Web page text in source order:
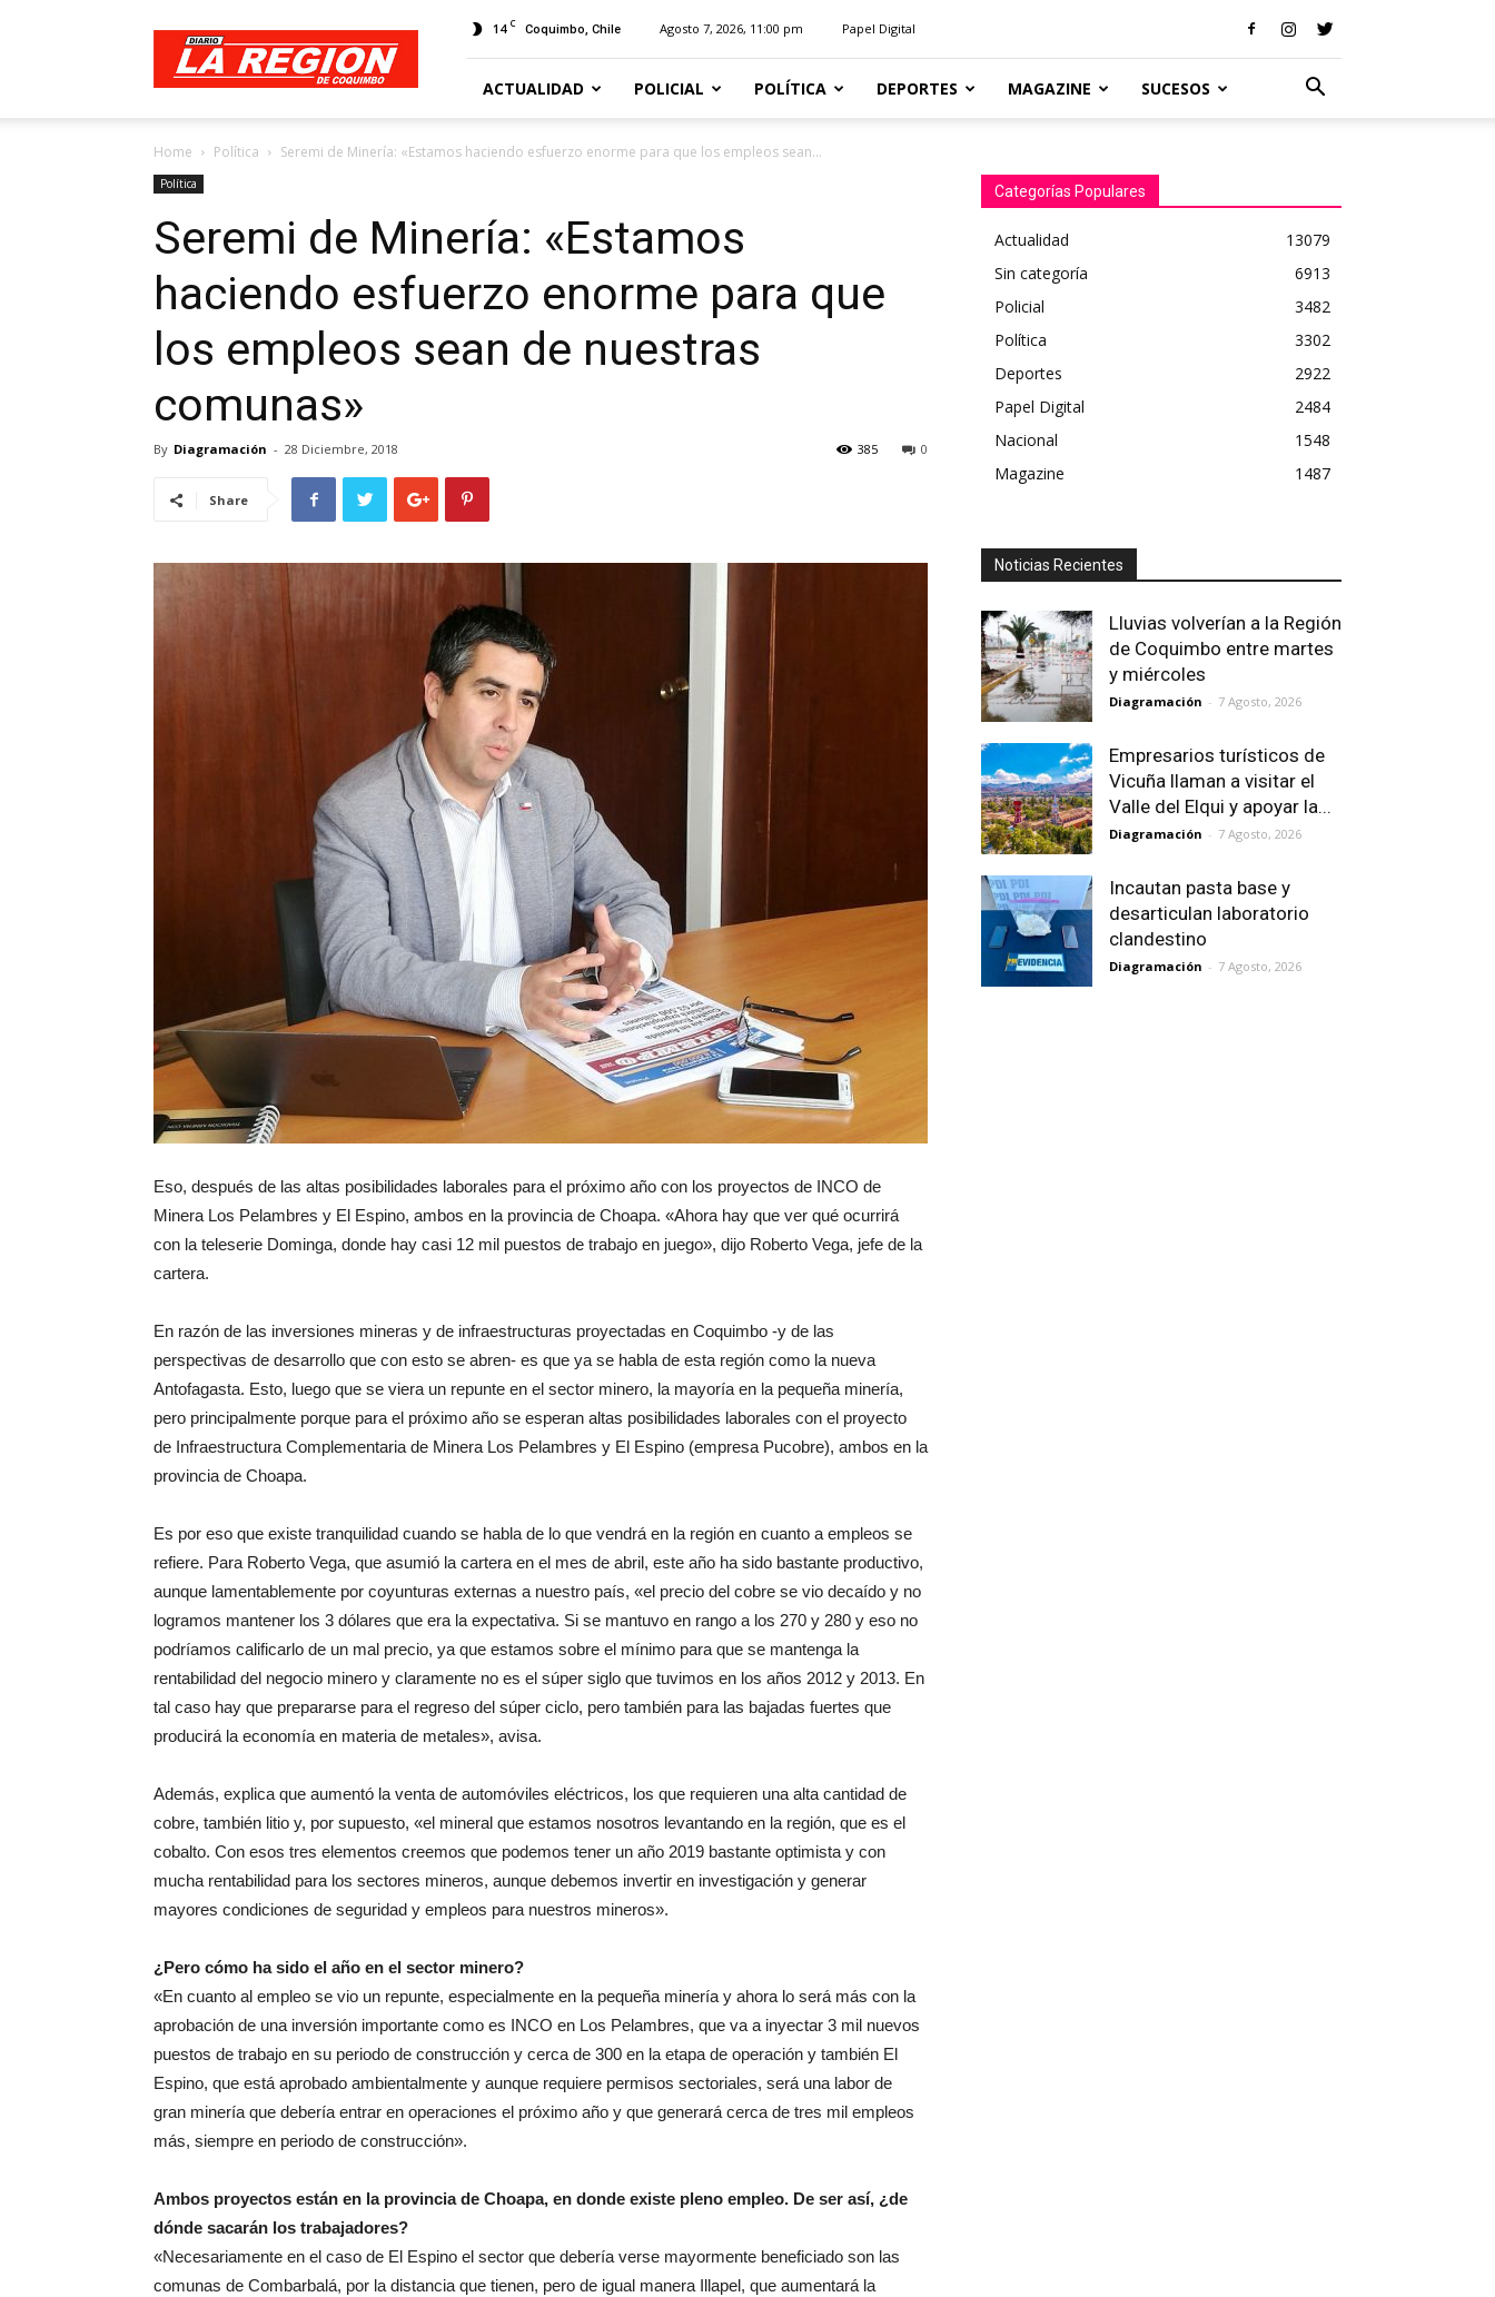
Diario
Región
14 C Coquimbo, Chile Agosto 7, 2026, 11:00 pm Papel Digital
ACTUALIDAD POLICIAL POLÍTICA DEPORTES MAGAZINE SUCESOS
Home Política Seremi de Minería: «Estamos haciendo esfuerzo enorme para que los empleos sean...
Política
Seremi de Minería: «Estamos
haciendo esfuerzo enorme para que
los empleos sean de nuestras
comunas»
By Diagramación - 28 Diciembre, 2018 0
385
Share
Eso, después de las altas posibilidades laborales para el próximo año con los proyectos de INCO de
Minera Los Pelambres y El Espino, ambos en la provincia de Choapa. «Ahora hay que ver qué ocurrirá
con la teleserie Dominga, donde hay casi 12 mil puestos de trabajo en juego», dijo Roberto Vega, jefe de la
cartera.
En razón de las inversiones mineras y de infraestructuras proyectadas en Coquimbo -y de las
perspectivas de desarrollo que con esto se abren- es que ya se habla de esta región como la nueva
Antofagasta. Esto, luego que se viera un repunte en el sector minero, la mayoría en la pequeña minería,
pero principalmente porque para el próximo año se esperan altas posibilidades laborales con el proyecto
de Infraestructura Complementaria de Minera Los Pelambres y El Espino (empresa Pucobre), ambos en la
provincia de Choapa.
Es por eso que existe tranquilidad cuando se habla de lo que vendrá en la región en cuanto a empleos se
refiere. Para Roberto Vega, que asumió la cartera en el mes de abril, este año ha sido bastante productivo,
aunque lamentablemente por coyunturas externas a nuestro país, «el precio del cobre se vio decaído y no
logramos mantener los 3 dólares que era la expectativa. Si se mantuvo en rango a los 270 y 280 y eso no
podríamos calificarlo de un mal precio, ya que estamos sobre el mínimo para que se mantenga la
rentabilidad del negocio minero y claramente no es el súper siglo que tuvimos en los años 2012 y 2013. En
tal caso hay que prepararse para el regreso del súper ciclo, pero también para las bajadas fuertes que
producirá la economía en materia de metales», avisa.
Además, explica que aumentó la venta de automóviles eléctricos, los que requieren una alta cantidad de
cobre, también litio y, por supuesto, «el mineral que estamos nosotros levantando en la región, que es el
cobalto. Con esos tres elementos creemos que podemos tener un año 2019 bastante optimista y con
mucha rentabilidad para los sectores mineros, aunque debemos invertir en investigación y generar
mayores condiciones de seguridad y empleos para nuestros mineros».
¿Pero cómo ha sido el año en el sector minero?
«En cuanto al empleo se vio un repunte, especialmente en la pequeña minería y ahora lo será más con la
aprobación de una inversión importante como es INCO en Los Pelambres, que va a inyectar 3 mil nuevos
puestos de trabajo en su periodo de construcción y cerca de 300 en la etapa de operación y también El
Espino, que está aprobado ambientalmente y aunque requiere permisos sectoriales, será una labor de
gran minería que debería entrar en operaciones el próximo año y que generará cerca de tres mil empleos
más, siempre en periodo de construcción».
Ambos proyectos están en la provincia de Choapa, en donde existe pleno empleo. De ser así, ¿de
dónde sacarán los trabajadores?
«Necesariamente en el caso de El Espino el sector que debería verse mayormente beneficiado son las
comunas de Combarbalá, por la distancia que tienen, pero de igual manera Illapel, que aumentará la
Categorías Populares
Actualidad
13079
Sin categoría
6913
Policial
3482
Política
3302
Deportes
2922
Papel Digital
2484
Nacional
1548
Magazine
1487
Noticias Recientes
Lluvias volverían a la Región
de Coquimbo entre martes
y miércoles
Diagramación - 7 Agosto, 2026
Empresarios turísticos de
Vicuña llaman a visitar el
Valle del Elqui y apoyar la...
Diagramación - 7 Agosto, 2026
Incautan pasta base y
desarticulan laboratorio
clandestino
Diagramación - 7 Agosto, 2026